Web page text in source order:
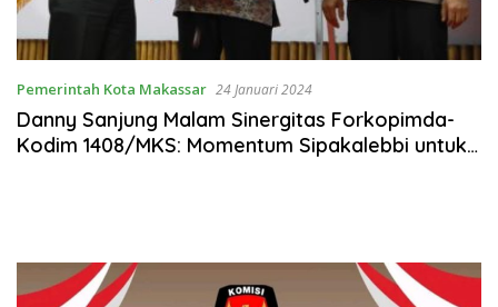
Pemerintah Kota Makassar 24 Januari 2024
Danny Sanjung Malam Sinergitas Forkopimda-
Kodim 1408/MKS: Momentum Sipakalebbi untuk